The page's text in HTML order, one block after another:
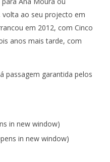
volta ao seu projecto em
em 2012, com Cinco
anos mais tarde, com
passagem garantida pelos
in new window)
in new window)